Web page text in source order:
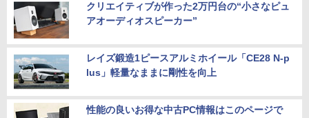
クリエイティブが作った2万円台の“小さなピュ
アオーディオスピーカー”
レイズ鍛造1ピースアルミホイール「CE28 N-p
lus」軽量なままに剛性を向上
性能の良いお得な中古PC情報はこのページで